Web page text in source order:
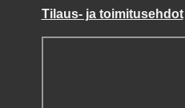
Tilaus- ja toimitusehdot